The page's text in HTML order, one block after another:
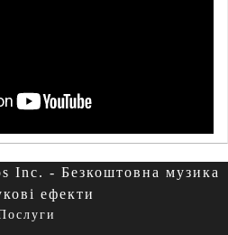
Inc. - Безкоштовна музика
ефекти